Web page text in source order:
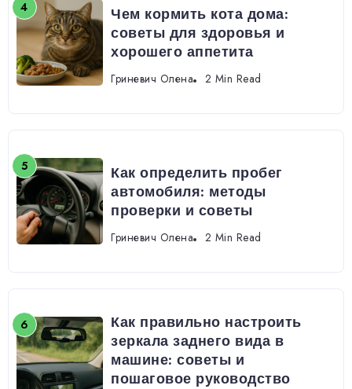
Чем кормить кота дома:
советы для здоровья и
хорошего аппетита
Гриневич Олена 2 Min Read
Как определить пробег
автомобиля: методы
проверки и советы
Гриневич Олена 2 Min Read
Как правильно настроить
зеркала заднего вида в
машине: советы и
пошаговое руководство